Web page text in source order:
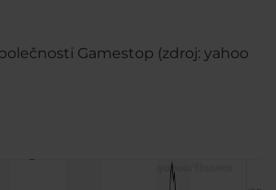
Gamestop (zdroj: yahoo